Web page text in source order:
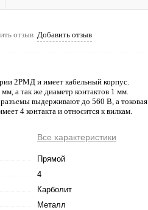
Добавить отзыв
2РМД и имеет кабельный корпус.
а так же диаметр контактов 1 мм.
выдерживают до 560 В, а токовая
4 контакта и относится к вилкам.
Все характеристики
Прямой
4
Карболит
Металл